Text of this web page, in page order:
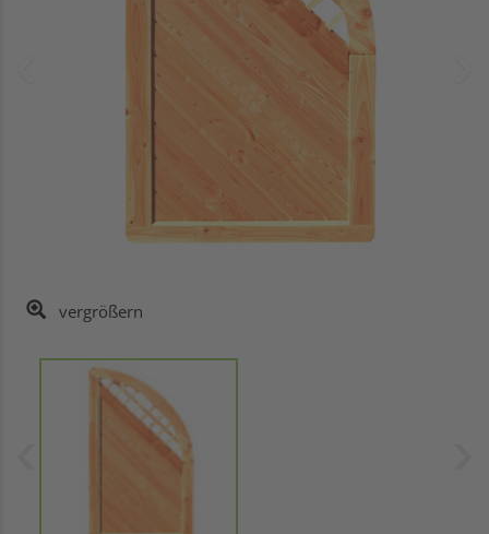
vergrößern